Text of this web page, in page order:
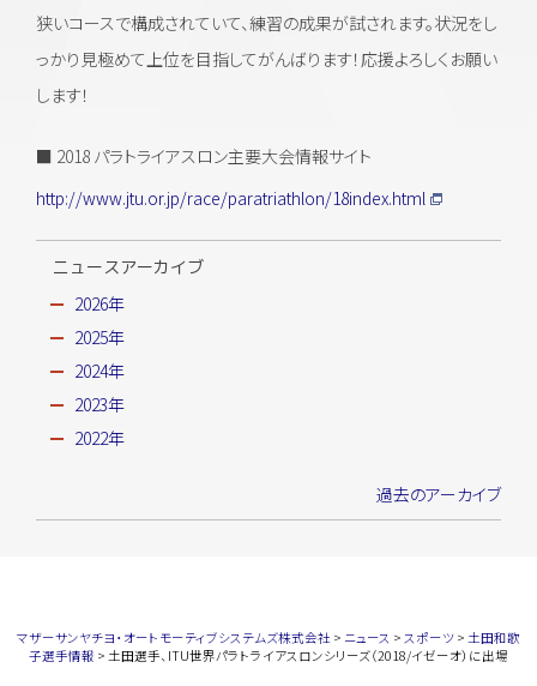
狭いコースで構成されていて、練習の成果が試されます。状況をし
っかり見極めて上位を目指してがんばります！応援よろしくお願い
します！
■ 2018 パラトライアスロン主要大会情報サイト
http://www.jtu.or.jp/race/paratriathlon/18index.html
ニュースアーカイブ
2026年
2025年
2024年
2023年
2022年
過去のアーカイブ
マザーサンヤチヨ・オートモーティブシステムズ株式会社 > ニュース > スポーツ > 土田和歌
子選手情報 > 土田選手、ITU世界パラトライアスロンシリーズ（2018/イゼーオ）に出場